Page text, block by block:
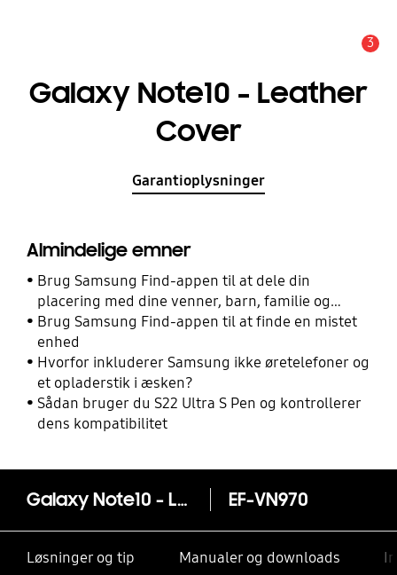
3
Galaxy Note10 - Leather
Cover
Garantioplysninger
Almindelige emner
Brug Samsung Find-appen til at dele din
placering med dine venner, barn, familie og
andre kontakter
Brug Samsung Find-appen til at finde en mistet
enhed
Hvorfor inkluderer Samsung ikke øretelefoner og
et opladerstik i æsken?
Sådan bruger du S22 Ultra S Pen og kontrollerer
dens kompatibilitet
Galaxy Note10 - Leather Cover EF-VN970
Løsninger og tip Manualer og downloads